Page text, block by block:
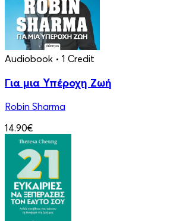
Audiobook • 1 Credit
Για μια Υπέροχη Ζωή
Robin Sharma
14.90€